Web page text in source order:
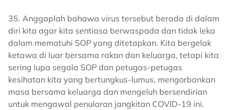
35. Anggaplah bahawa virus tersebut berada di dalam
diri kita agar kita sentiasa berwaspada dan tidak leka
dalam mematuhi SOP yang ditetapkan. Kita bergelak
ketawa di luar bersama rakan dan keluarga, tetapi kita
sering lupa segala SOP dan petugas-petugas
kesihatan kita yang bertungkus-lumus, mengorbankan
masa bersama keluarga dan mengeluh bersendirian
untuk mengawal penularan jangkitan COVID-19 ini.